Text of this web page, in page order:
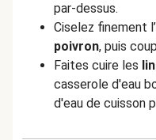
par-dessus.
Ciselez finement l’
poivron, puis
Faites cuire les
casserole d'eau
d'eau de cuisson